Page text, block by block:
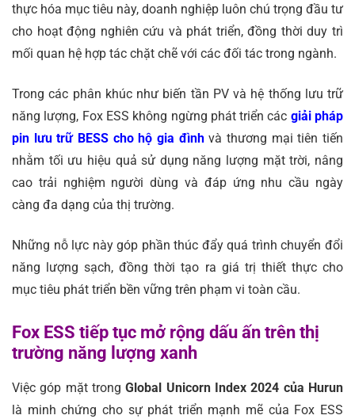
thực hóa mục tiêu này, doanh nghiệp luôn chú trọng đầu tư
cho hoạt động nghiên cứu và phát triển, đồng thời duy trì
mối quan hệ hợp tác chặt chẽ với các đối tác trong ngành.
Trong các phân khúc như biến tần PV và hệ thống lưu trữ
năng lượng, Fox ESS không ngừng phát triển các giải pháp
pin lưu trữ BESS cho hộ gia đìnhvà thương mại tiên tiến
nhằm tối ưu hiệu quả sử dụng năng lượng mặt trời, nâng
cao trải nghiệm người dùng và đáp ứng nhu cầu ngày
càng đa dạng của thị trường.
Những nỗ lực này góp phần thúc đẩy quá trình chuyển đổi
năng lượng sạch, đồng thời tạo ra giá trị thiết thực cho
mục tiêu phát triển bền vững trên phạm vi toàn cầu.
Fox ESS tiếp tục mở rộng dấu ấn trên thị
trường năng lượng xanh
Việc góp mặt trongGlobal Unicorn Index 2024 của Hurun
là minh chứng cho sự phát triển mạnh mẽ của Fox ESS